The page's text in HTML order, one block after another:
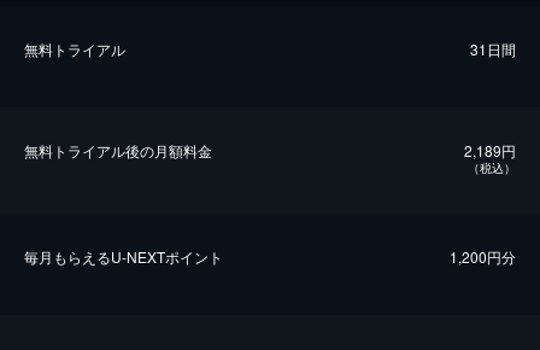
無料トライアル 31日間
無料トライアル後の⽉額料金 2,189円
（税込）
毎⽉もらえるU-NEXTポイント 1,200円分